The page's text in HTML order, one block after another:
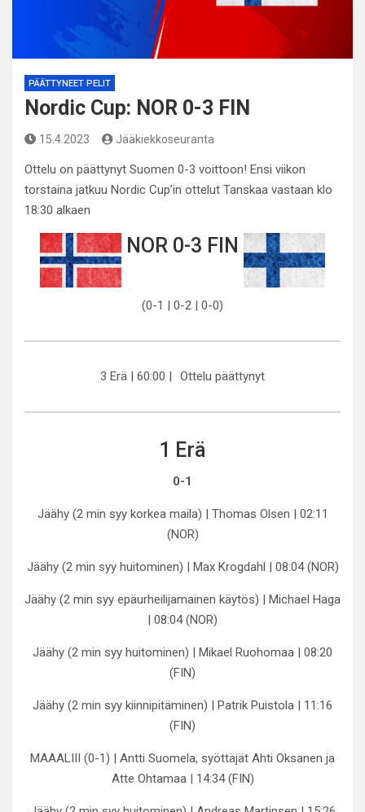
PÄÄTTYNEET PELIT
Nordic Cup: NOR 0-3 FIN
15.4.2023 Jääkiekkoseuranta
Ottelu on päättynyt Suomen 0-3 voittoon! Ensi viikon
torstaina jatkuu Nordic Cup’in ottelut Tanskaa vastaan klo
18:30 alkaen
NOR 0-3 FIN
(0-1 | 0-2 | 0-0)
3 Erä | 60:00 | Ottelu päättynyt
1 Erä
0-1
Jäähy (2 min syy korkea maila) | Thomas Olsen | 02:11
(NOR)
Jäähy (2 min syy huitominen) | Max Krogdahl | 08:04 (NOR)
Jäähy (2 min syy epäurheilijamainen käytös) | Michael Haga
| 08:04 (NOR)
Jäähy (2 min syy huitominen) | Mikael Ruohomaa | 08:20
(FIN)
Jäähy (2 min syy kiinnipitäminen) | Patrik Puistola | 11:16
(FIN)
MAAALIII (0-1) | Antti Suomela, syöttäjät Ahti Oksanen ja
Atte Ohtamaa | 14:34 (FIN)